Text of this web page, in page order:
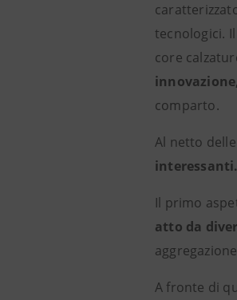
tecnologici.
core
comparto.
Al netto
interessanti.
Il primo
atto da
A fronte di